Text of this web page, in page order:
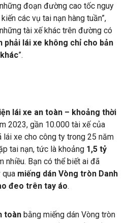
đoạn đường cao tốc nguy
​​các vụ tai nạn hàng tuần”,
tài xế khác trên đường có
phải lái xe không chỉ cho bản
”.
lái xe an toàn – khoảng thời
2023, gần 10.000 tài xế của
lái xe cho công ty trong 25 năm
tai nạn, tức là khoảng 1,5 tỷ
nhiều. Bạn có thể biết ai đã
qua miếng dán Vòng tròn Danh
đeo trên tay áo.
toàn bằng miếng dán Vòng tròn